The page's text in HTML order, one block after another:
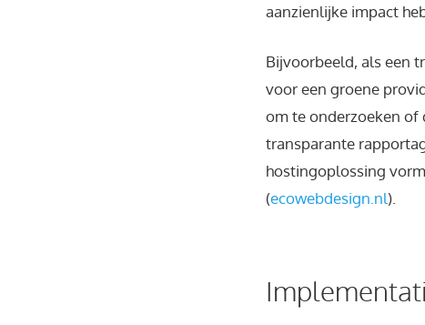
aanzienlijke impact
Bijvoorbeeld, als een
voor een groene
om te onderzoeken of
transparante
hostingoplossing
(ecowebdesign.nl).